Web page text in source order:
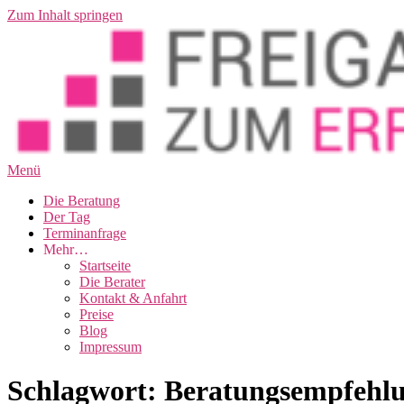
Zum Inhalt springen
Menü
Die Beratung
Der Tag
Terminanfrage
Mehr…
Startseite
Die Berater
Kontakt & Anfahrt
Preise
Blog
Impressum
Schlagwort: